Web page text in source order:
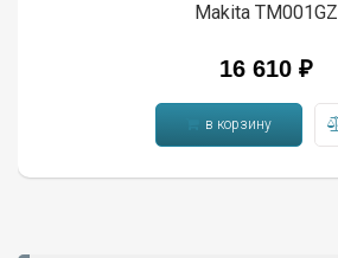
Makita TM001GZ
16 610 ₽
в корзину